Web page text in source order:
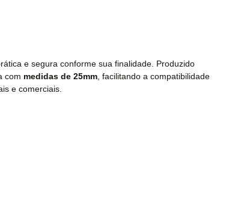
e segura conforme sua finalidade. Produzido
com medidas de 25mm , facilitando a compatibilidade
e comerciais.